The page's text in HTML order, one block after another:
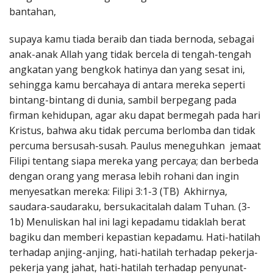
bantahan,
supaya kamu tiada beraib dan tiada bernoda, sebagai
anak-anak Allah yang tidak bercela di tengah-tengah
angkatan yang bengkok hatinya dan yang sesat ini,
sehingga kamu bercahaya di antara mereka seperti
bintang-bintang di dunia, sambil berpegang pada
firman kehidupan, agar aku dapat bermegah pada hari
Kristus, bahwa aku tidak percuma berlomba dan tidak
percuma bersusah-susah. Paulus meneguhkan jemaat
Filipi tentang siapa mereka yang percaya; dan berbeda
dengan orang yang merasa lebih rohani dan ingin
menyesatkan mereka: Filipi 3:1-3 (TB) Akhirnya,
saudara-saudaraku, bersukacitalah dalam Tuhan. (3-
1b) Menuliskan hal ini lagi kepadamu tidaklah berat
bagiku dan memberi kepastian kepadamu. Hati-hatilah
terhadap anjing-anjing, hati-hatilah terhadap pekerja-
pekerja yang jahat, hati-hatilah terhadap penyunat-